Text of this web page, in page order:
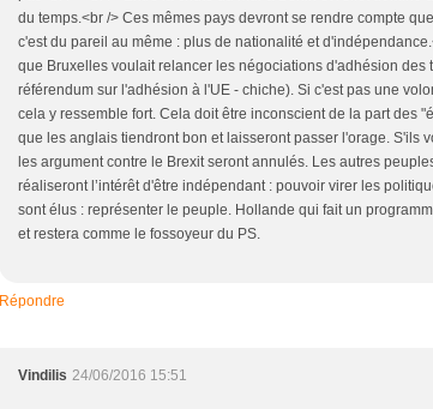
du temps.<br /> Ces mêmes pays devront se rendre compte
c'est du pareil au même : plus de nationalité et
que Bruxelles voulait relancer les négociations d'adhésion des
référendum sur l'adhésion à l'UE - chiche). Si c'est pas une
cela y ressemble fort. Cela doit être inconscient de la part des
que les anglais tiendront bon et laisseront passer l'orage. S'ils
les argument contre le Brexit seront annulés. Les autres
réaliseront l’intérêt d'être indépendant : pouvoir virer les
sont élus : représenter le peuple. Hollande qui fait un
et restera comme le fossoyeur du PS.
Répondre
Vindilis 24/06/2016 15:51